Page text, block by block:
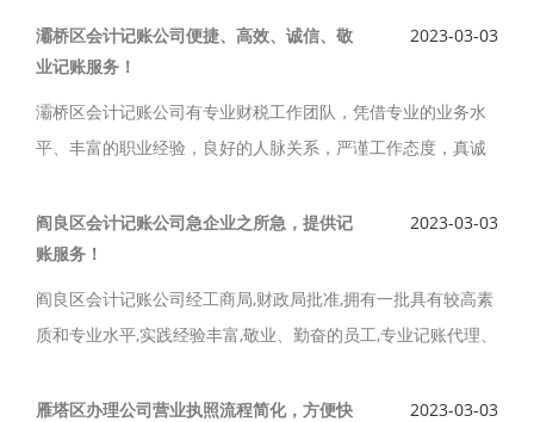
在财务上做到省事，省钱，合理避税，规避财务风险。
灞桥区会计记账公司便捷、高效、诚信、敬
业记账服务！
2023-03-03
灞桥区会计记账公司有专业财税工作团队，凭借专业的业务水
平、丰富的职业经验，良好的人脉关系，严谨工作态度，真诚
宗旨，竭诚为每一家企业记账服务。
阎良区会计记账公司急企业之所急，提供记
账服务！
2023-03-03
阎良区会计记账公司经工商局,财政局批准,拥有一批具有较高素
质和专业水平,实践经验丰富,敬业、勤奋的员工,专业记账代理、
业之所急，为每一位客户提供记账服务。
雁塔区办理公司营业执照流程简化，方便快
2023-03-03